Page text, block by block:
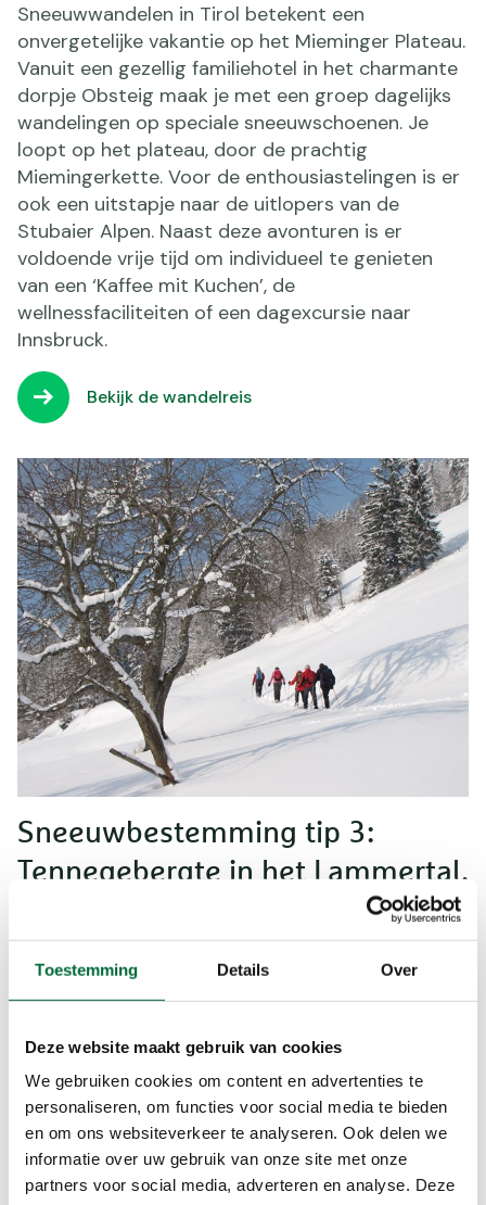
Toestemming Details Over
Deze website maakt gebruik van cookies
We gebruiken cookies om content en advertenties te
personaliseren, om functies voor social media te bieden
en om ons websiteverkeer te analyseren. Ook delen we
informatie over uw gebruik van onze site met onze
partners voor social media, adverteren en analyse. Deze
Sneeuwwandelen in Tirol betekent een
onvergetelijke vakantie op het Mieminger Plateau.
Vanuit een gezellig familiehotel in het charmante
dorpje Obsteig maak je met een groep dagelijks
wandelingen op speciale sneeuwschoenen. Je
loopt op het plateau, door de prachtig
Miemingerkette. Voor de enthousiastelingen is er
ook een uitstapje naar de uitlopers van de
Stubaier Alpen. Naast deze avonturen is er
voldoende vrije tijd om individueel te genieten
van een ‘Kaffee mit Kuchen’, de
wellnessfaciliteiten of een dagexcursie naar
Innsbruck.
Bekijk de wandelreis
Sneeuwbestemming tip 3:
Tennegebergte in het Lammertal,
Tennegebergte vind je het Lammertal, waar het
dorpje Abtenau jouw startpunt is voor de
mooiste winterse wandelingen. Deze week ben je
te gast bij familie Windhofer in gasthof Post.
Onder begeleiding van de SNP-wandelgids ga je
prachtige wandelingen maken door het dal van
de Lammer en over de uitgestrekte witte almen
van de Postalm. Deze wandelreis gaat vooral om
het ervaren van de prachtige omgeving en is niet